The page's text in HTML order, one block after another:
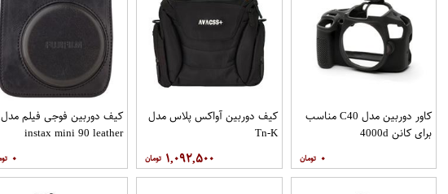
کاور دوربین مدل C40 مناسب
برای کانن 4000d
۰
کیف دوربین آواکس پلاس مدل
Tn-K
۱,۰۹۲,۵۰۰
کیف دوربین فوجی فیلم مدل
instax mini 90 leather
۰